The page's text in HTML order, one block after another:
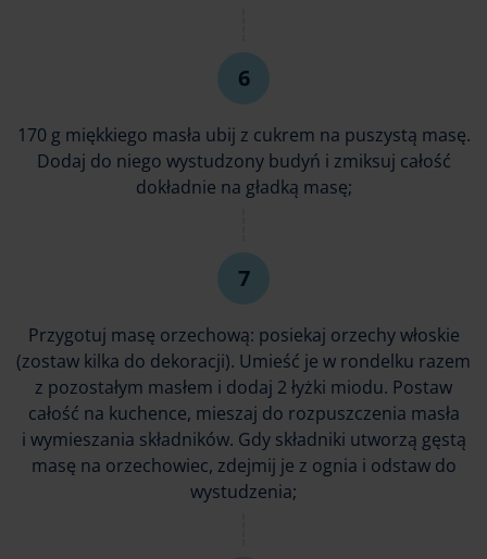
170 g miękkiego masła ubij z cukrem na puszystą masę.
Dodaj do niego wystudzony budyń i zmiksuj całość
dokładnie na gładką masę;
Przygotuj masę orzechową: posiekaj orzechy włoskie
(zostaw kilka do dekoracji). Umieść je w rondelku razem
z pozostałym masłem i dodaj 2 łyżki miodu. Postaw
całość na kuchence, mieszaj do rozpuszczenia masła
i wymieszania składników. Gdy składniki utworzą gęstą
masę na orzechowiec, zdejmij je z ognia i odstaw do
wystudzenia;